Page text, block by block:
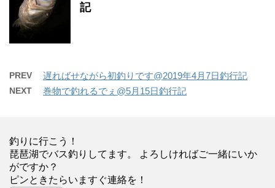
記
PREV 遅ればせながら初釣りです@2019年4月7日釣行記
NEXT 巻物で釣れるでぇ@5月15日釣行記
釣りに行こう！
琵琶湖でバス釣りしてます。 よろしければご一緒にいか
がですか？
ピンときたらいますぐ連絡を！